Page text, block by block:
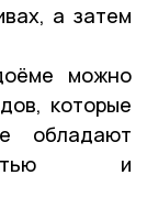
а затем
можно
которые
обладают
и